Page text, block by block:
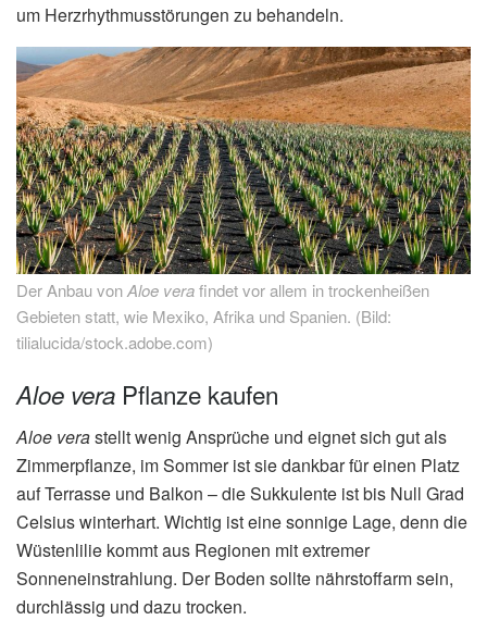
um Herzrhythmusstörungen zu behandeln.
Der Anbau vonAloe verafindet vor allem in trockenheißen
Gebieten statt, wie Mexiko, Afrika und Spanien. (Bild:
tilialucida/stock.adobe.com)
Aloe vera Pflanze kaufen
Aloe verastellt wenig Ansprüche und eignet sich gut als
Zimmerpflanze, im Sommer ist sie dankbar für einen Platz
auf Terrasse und Balkon – die Sukkulente ist bis Null Grad
Celsius winterhart. Wichtig ist eine sonnige Lage, denn die
Wüstenlilie kommt aus Regionen mit extremer
Sonneneinstrahlung. Der Boden sollte nährstoffarm sein,
durchlässig und dazu trocken.